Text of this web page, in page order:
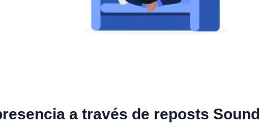
a través de reposts